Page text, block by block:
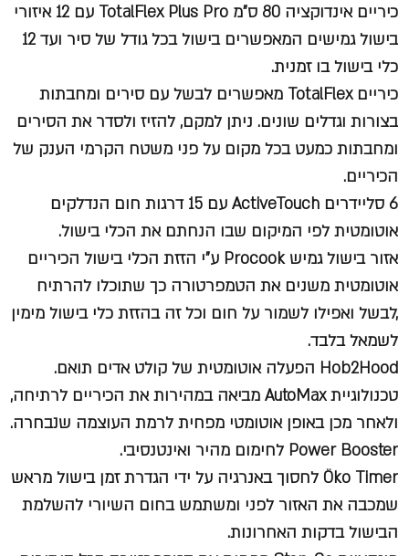
כיריים אינדוקציה 80 ס"מ TotalFlex Plus Pro עם 12 איזורי
בישול גמישים המאפשרים בישול בכל גודל של סיר ועד 12
כלי בישול בו זמנית.
כיריים TotalFlex מאפשרים לבשל עם סירים ומחבתות
בצורות וגדלים שונים. ניתן למקם, להזיז ולסדר את הסירים
ומחבתות כמעט בכל מקום על פני משטח הקרמי הענק של
הכיריים.
6 סליידרים ActiveTouch עם 15 דרגות חום הנדלקים
אוטומטית לפי המיקום שבו הנחתם את הכלי בישול.
אזור בישול גמיש Procook ע"י הזזת הכלי בישול הכיריים
אוטומטית משנים את הטמפרטורה כך שתוכלו להרתיח
,לבשל ואפילו לשמור על חום וכל זה בהזזת כלי בישול מימין
לשמאל בלבד.
Hob2Hood הפעלה אוטומטית של קולט אדים תואם.
טכנולוגיית AutoMax מביאה במהירות את הכיריים לרתיחה,
ולאחר מכן באופן אוטומטי מפחית לרמת העוצמה שנבחרה.
Power Booster לחימום מהיר ואינטנסיבי.
Öko Timer לחסוך באנרגיה על ידי הגדרת זמן בישול מראש
שמכבה את האזור לפני ומשתמש בחום השיורי להשלמת
הבישול בדקות האחרונות.